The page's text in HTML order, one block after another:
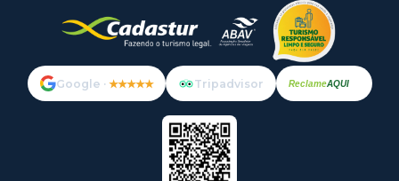
Google · ★★★★★ Tripadvisor ReclameAQUI